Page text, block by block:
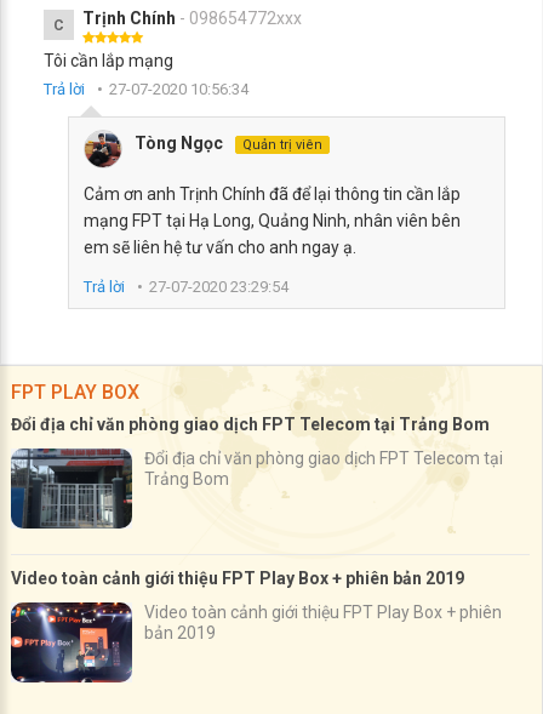
C Trịnh Chính - 098654772xxx
Tôi cần lắp mạng
Trả lời 27-07-2020 10:56:34
Tòng Ngọc Quản trị viên
Cảm ơn anh Trịnh Chính đã để lại thông tin cần lắp
mạng FPT tại Hạ Long, Quảng Ninh, nhân viên bên
em sẽ liên hệ tư vấn cho anh ngay ạ.
Trả lời 27-07-2020 23:29:54
FPT PLAY BOX
Đổi địa chỉ văn phòng giao dịch FPT Telecom tại Trảng Bom
Đổi địa chỉ văn phòng giao dịch FPT Telecom tại
Trảng Bom
Video toàn cảnh giới thiệu FPT Play Box + phiên bản 2019
Video toàn cảnh giới thiệu FPT Play Box + phiên
bản 2019